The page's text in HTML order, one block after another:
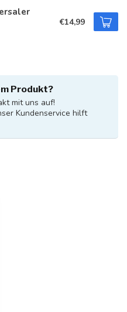
€14,99
Produkt?
mit uns auf!
Kundenservice hilft